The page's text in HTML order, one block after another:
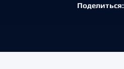
Поделиться: